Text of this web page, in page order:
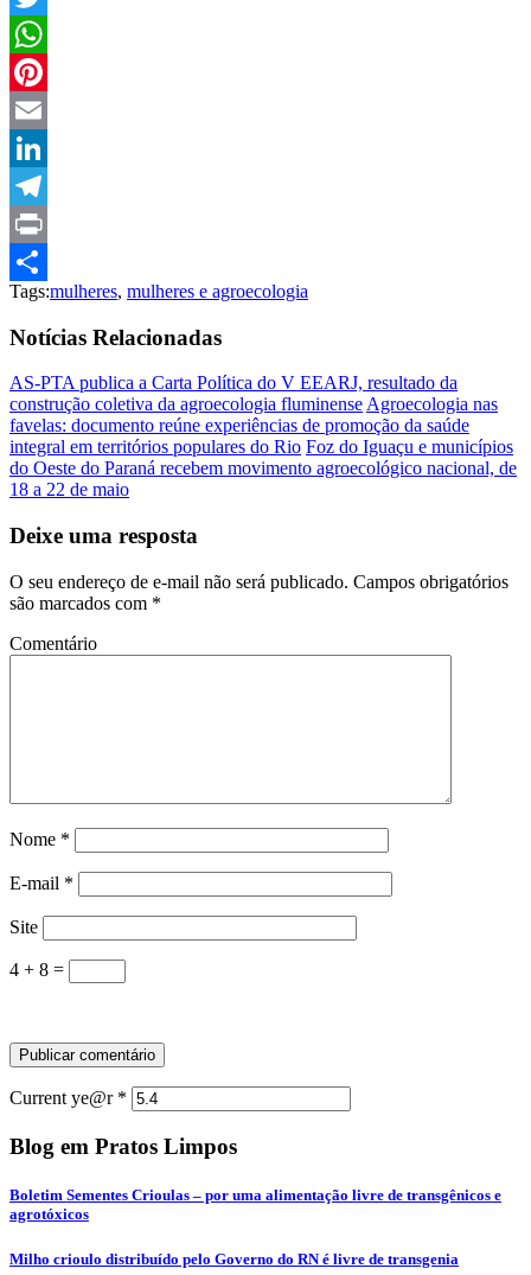
Twitter
WhatsApp
Pinterest
Email
LinkedIn
Telegram
Print
Compartilhar
Tags:mulheres, mulheres e agroecologia
Notícias Relacionadas
AS-PTA publica a Carta Política do V EEARJ, resultado da
construção coletiva da agroecologia fluminenseAgroecologia nas
favelas: documento reúne experiências de promoção da saúde
integral em territórios populares do Rio Foz do Iguaçu e municípios
do Oeste do Paraná recebem movimento agroecológico nacional, de
18 a 22 de maio
Deixe uma resposta
O seu endereço de e-mail não será publicado. Campos obrigatórios
são marcados com *
Comentário
Nome *
E-mail *
Site
4 + 8 =
Current ye@r *
Blog em Pratos Limpos
Boletim Sementes Crioulas – por uma alimentação livre de transgênicos e
agrotóxicos
Milho crioulo distribuído pelo Governo do RN é livre de transgenia